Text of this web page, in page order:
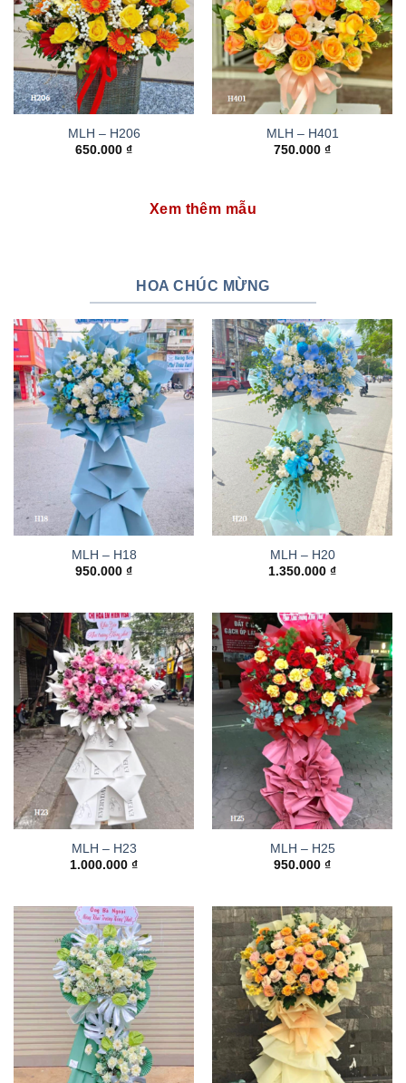
MLH – H206
650.000 ₫
MLH – H401
750.000 ₫
Xem thêm mẫu
HOA CHÚC MỪNG
MLH – H18
950.000 ₫
MLH – H20
1.350.000 ₫
MLH – H23
1.000.000 ₫
MLH – H25
950.000 ₫